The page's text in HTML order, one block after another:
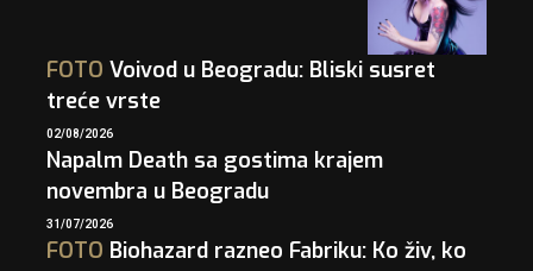
FOTO Voivod u Beogradu: Bliski susret
treće vrste
02/08/2026
Napalm Death sa gostima krajem
novembra u Beogradu
31/07/2026
FOTO Biohazard razneo Fabriku: Ko živ, ko